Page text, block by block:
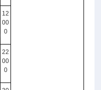
12
00
0
22
00
0